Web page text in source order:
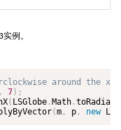
例。
, 7) ;
( LSGlobe . Math .toRadians
(m , p , new